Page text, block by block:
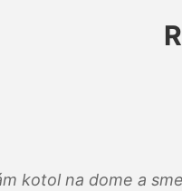
kotol na dome a